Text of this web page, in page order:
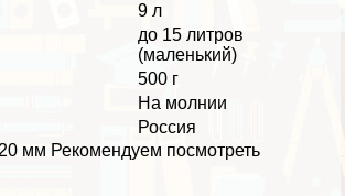
9 л
до 15 литров
(маленький)
500 г
На молнии
Россия
мм Рекомендуем посмотреть